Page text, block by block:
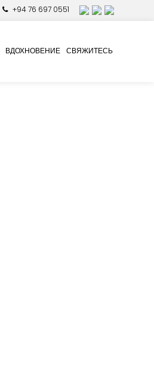
+94 76 697 0551
ВДОХНОВЕНИЕ СВЯЖИТЕСЬ